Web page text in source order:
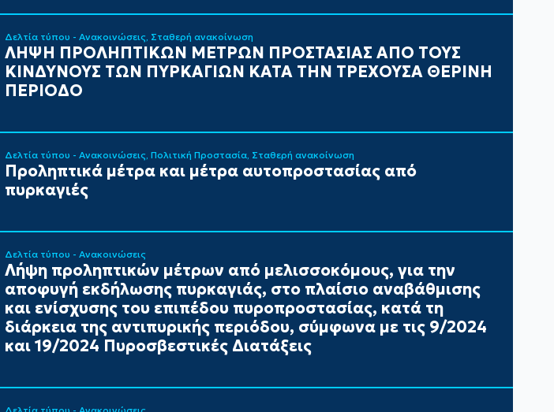
Δελτία τύπου - Ανακοινώσεις Σταθερή ανακοίνωση
ΛΗΨΗ ΠΡΟΛΗΠΤΙΚΩΝ ΜΕΤΡΩΝ ΠΡΟΣΤΑΣΙΑΣ ΑΠΟ ΤΟΥΣ
ΚΙΝΔΥΝΟΥΣ ΤΩΝ ΠΥΡΚΑΓΙΩΝ ΚΑΤΑ ΤΗΝ ΤΡΕΧΟΥΣΑ ΘΕΡΙΝΗ
ΠΕΡΙΟΔΟ
Δελτία τύπου - Ανακοινώσεις Πολιτική Προστασία Σταθερή ανακοίνωση
Προληπτικά μέτρα και μέτρα αυτοπροστασίας από
πυρκαγιές
Δελτία τύπου - Ανακοινώσεις
Λήψη προληπτικών μέτρων από μελισσοκόμους, για την
αποφυγή εκδήλωσης πυρκαγιάς, στο πλαίσιο αναβάθμισης
και ενίσχυσης του επιπέδου πυροπροστασίας, κατά τη
διάρκεια της αντιπυρικής περιόδου, σύμφωνα με τις 9/2024
και 19/2024 Πυροσβεστικές Διατάξεις